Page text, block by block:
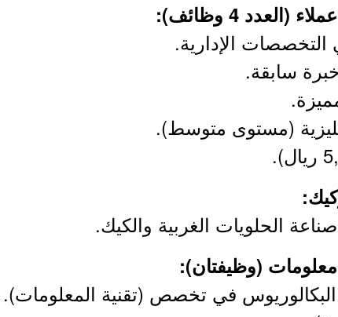
الإدارية.
سابقة.
(مستوى متوسط).
الحلويات الغربية والكيك.
البكالوريوس في تخصص (تقنية المعلومات).